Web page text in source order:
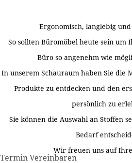
Ergonomisch, langlebig
So sollten Büromöbel heute sein um
Büro so angenehm wie
In unserem Schauraum haben Sie die
Produkte zu entdecken und den
persönlich zu
Sie können die Auswahl an Stoffen
Bedarf
Wir freuen uns auf
Termin Vereinbaren